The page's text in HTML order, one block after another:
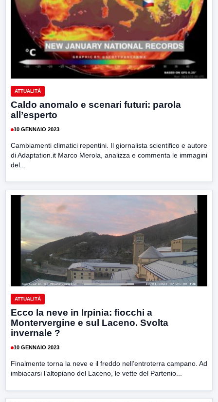
ATTUALITÀ
Caldo anomalo e scenari futuri: parola
all’esperto
10 GENNAIO 2023
Cambiamenti climatici repentini. Il giornalista scientifico e autore
di Adaptation.it Marco Merola, analizza e commenta le immagini
del...
ATTUALITÀ
Ecco la neve in Irpinia: fiocchi a
Montervergine e sul Laceno. Svolta
invernale ?
10 GENNAIO 2023
Finalmente torna la neve e il freddo nell’entroterra campano. Ad
imbiacarsi l’altopiano del Laceno, le vette del Partenio...